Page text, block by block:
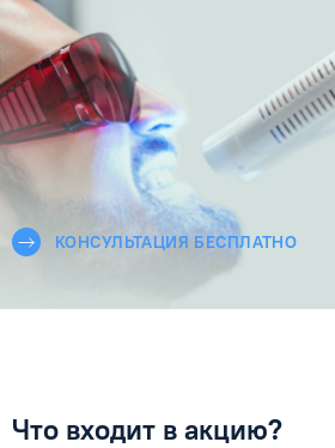
КОНСУЛЬТАЦИЯ БЕСПЛАТНО
Что входит в акцию?